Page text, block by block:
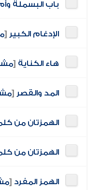
باب البسملة
الإدغام الكبير [
هاء الكناية [
المد والقصر [
الهمزتان من
الهمزتان من
الهمز المفرد [